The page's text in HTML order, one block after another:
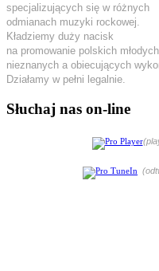
specjalizujących się w różnych
odmianach muzyki rockowej.
Kładziemy duży nacisk
na promowanie polskich młodych,
nieznanych a obiecujących
Działamy w pełni legalnie.
Słuchaj nas on-line